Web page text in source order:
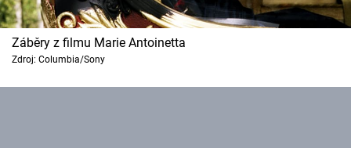
Záběry z filmu Marie Antoinetta
Zdroj: Columbia/Sony